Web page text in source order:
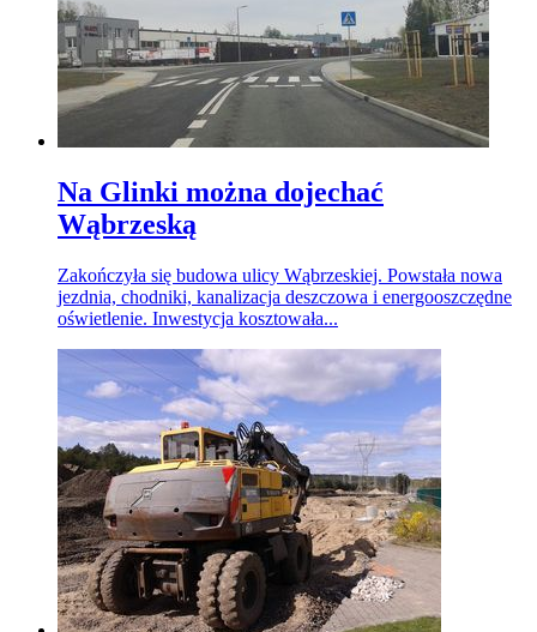
Na Glinki można dojechać
Wąbrzeską
Zakończyła się budowa ulicy Wąbrzeskiej. Powstała nowa
jezdnia, chodniki, kanalizacja deszczowa i energooszczędne
oświetlenie. Inwestycja kosztowała...